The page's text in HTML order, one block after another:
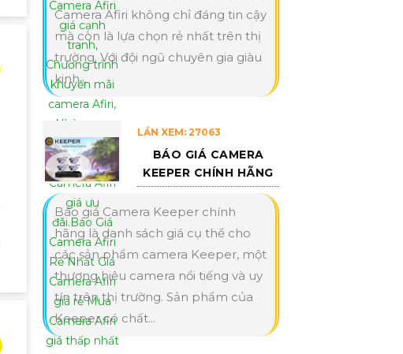
Camera Afiri không chỉ đáng tin cậy
mà còn là lựa chọn rẻ nhất trên thị
trường. Với đội ngũ chuyên gia giàu
kinh...
LẦN XEM: 27063
BÁO GIÁ CAMERA
KEEPER CHÍNH HÃNG
Báo giá Camera Keeper chính
hãng là danh sách giá cụ thể cho
các sản phẩm camera Keeper, một
thương hiệu camera nổi tiếng và uy
tín trên thị trường. Sản phẩm của
Keeper có chất...